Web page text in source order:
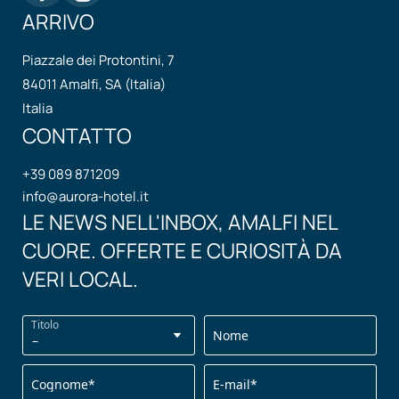
INDICE
Titolare del trattamento
I dati personali oggetto di trattamento
Speciali categorie di dati personali
Cookie
Finalità del trattamento
Base legale e natura obbligatoria o facoltativa del
trattamento
Destinatari dei dati personali
Conservazione dei dati personali
Diritti dell’interessato
Modifiche
ARRIVO
Piazzale dei Protontini, 7
84011 Amalfi, SA (Italia)
Italia
CONTATTO
+39 089 871209
info@aurora-hotel.it
LE NEWS NELL'INBOX, AMALFI NEL
CUORE. OFFERTE E CURIOSITÀ DA
VERI LOCAL.
Titolo
Nome
Cognome* E-mail*